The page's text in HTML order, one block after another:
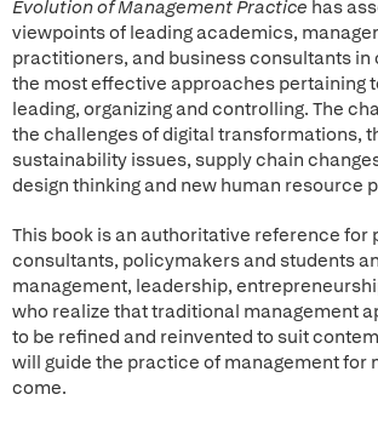
Evolution of Management Practice has
viewpoints of leading academics,
practitioners, and business consultants in
the most effective approaches pertaining
leading, organizing and controlling. The
the challenges of digital transformations,
sustainability issues, supply chain
design thinking and new human resource
This book is an authoritative reference for
consultants, policymakers and students
management, leadership,
who realize that traditional management
to be refined and reinvented to suit
will guide the practice of management for
come.